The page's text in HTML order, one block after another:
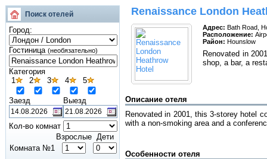
Поиск отелей
Город:
Гостиница (необязательно)
Категория
1
2 3 4 5
Заезд Выезд
Кол-во комнат
Взрослые Дети
Комната №1
Renaissance London
Адрес: Bath Road,
Расположение:
Район: Hounslow
Renovated in
shop, a bar, a
Описание отеля
Renovated in 2001, this 3-storey hotel
with a non-smoking area and a
Особенности отеля